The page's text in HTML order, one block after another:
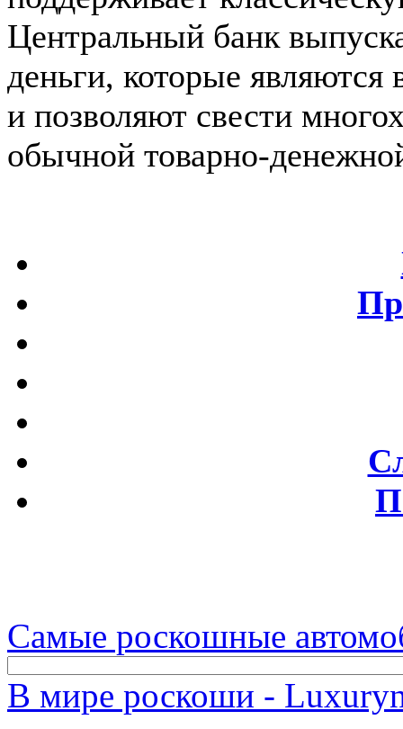
Центральный банк
деньги, которые
и позволяют свести
обычной товарно-
Самые роскошные
В мире роскоши -